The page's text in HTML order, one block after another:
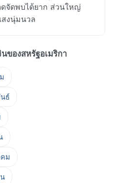
จัดพบได้ยาก ส่วนใหญ่
สงนุ่มนวล
ของสหรัฐอเมริกา
ธ์
ม